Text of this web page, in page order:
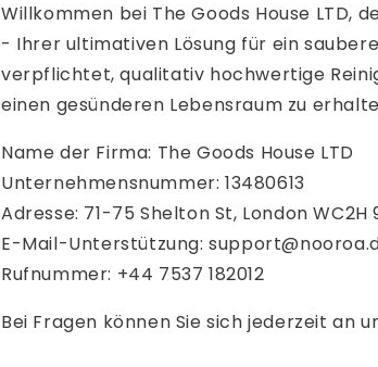
Willkommen bei The Goods House LTD,
- Ihrer ultimativen Lösung für ein
verpflichtet, qualitativ hochwertige
einen gesünderen Lebensraum zu
Name der Firma: The Goods House LTD
Unternehmensnummer: 13480613
Adresse: 71-75 Shelton St, London WC2H
E-Mail-Unterstützung:
Rufnummer: +44 7537 182012
Bei Fragen können Sie sich jederzeit an